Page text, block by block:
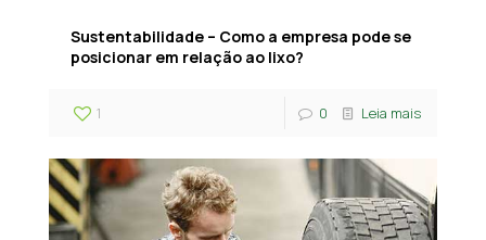
Sustentabilidade – Como a empresa pode se
posicionar em relação ao lixo?
1 0 Leia mais